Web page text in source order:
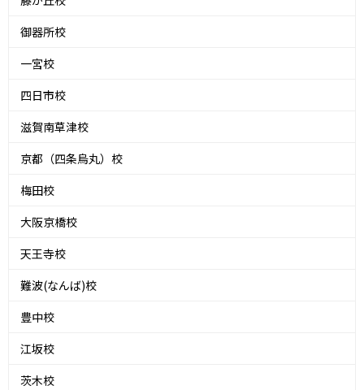
御器所校
一宮校
四日市校
滋賀南草津校
京都（四条烏丸）校
梅田校
大阪京橋校
天王寺校
難波(なんば)校
豊中校
江坂校
茨木校